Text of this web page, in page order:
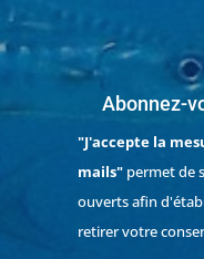
Abonnez-
"J'accepte la
mails"permet de
ouverts afin
retirer votre